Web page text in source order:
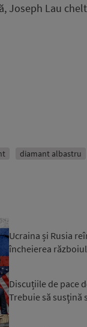
Joseph Lau
diamant albastru
Ucraina și Rusia
încheierea
Discuțiile de pace
Trebuie să susţină